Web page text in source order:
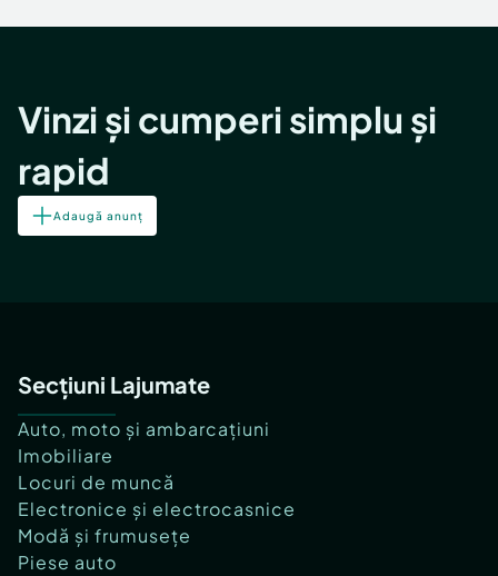
Vinzi și cumperi simplu și
rapid
Adaugă anunț
Secțiuni Lajumate
Auto, moto și ambarcațiuni
Imobiliare
Locuri de muncă
Electronice și electrocasnice
Modă și frumusețe
Piese auto